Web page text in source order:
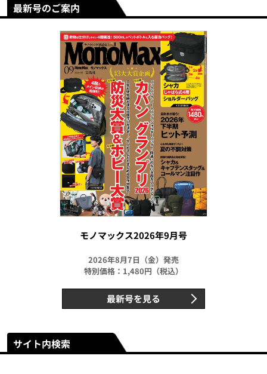
最新号のご案内
モノマックス2026年9月号
2026年8月7日（金）発売
特別価格：1,480円（税込）
最新号を見る
サイト内検索